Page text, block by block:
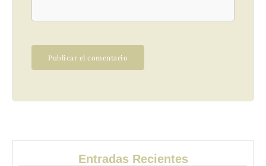
Entradas Recientes